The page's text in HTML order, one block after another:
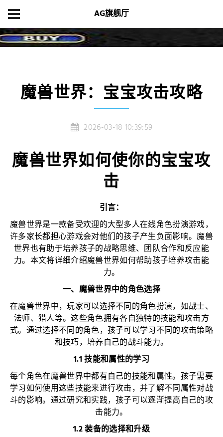
AG旗舰厅
魔兽世界：宝宝攻击攻略
2026-03-18 10:39:59
魔兽世界如何使你的宝宝攻
击
引言：
魔兽世界是一款备受欢迎的大型多人在线角色扮演游戏，
许多家长都担心游戏会对他们的孩子产生负面影响。魔兽
世界也有助于培养孩子的战略思维、团队合作和反应能
力。本文将详细介绍魔兽世界如何帮助孩子培养攻击能
力。
一、魔兽世界中的角色选择
在魔兽世界中，玩家可以选择不同的角色扮演，如战士、
法师、猎人等。这些角色拥有各自独特的技能和攻击方
式。通过选择不同的角色，孩子可以学习不同的攻击策略
和技巧，培养自己的战斗能力。
1.1 技能和属性的学习
每个角色在魔兽世界中都有自己的技能和属性。孩子需要
学习如何使用这些技能来进行攻击，并了解不同属性对战
斗的影响。通过研究和实践，孩子可以逐渐提高自己的攻
击能力。
1.2 装备的选择和升级